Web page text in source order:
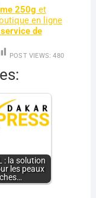
250g et
en ligne
service de
POST VIEWS: 480
: la solution
les peaux